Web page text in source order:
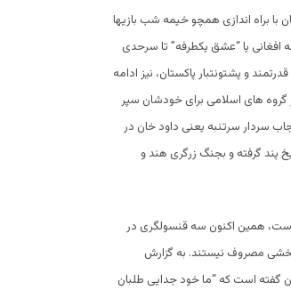
براه اندازی همچو خیمه شب بازیها
افغانی یا “عشق یکطرفه” تا سرحدی
و پشتونتبار پاکستان، نیز ادامه
گروه های اسلامی برای خودشان سپر
سردار سرتنبه یعنی داود خان در
پند گرفته و بجنگ زرگری هند و
همین اکنون سه قنسولگری در
بخشی مصروف نیستند. به گزارش
گفته است که “ما خود جدایی طلبان